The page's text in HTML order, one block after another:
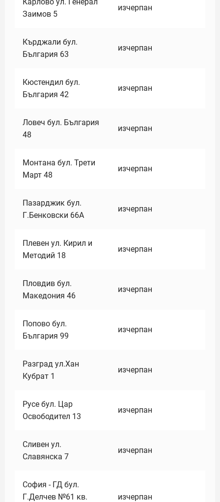
Заимов 5
изчерпан
Кърджали бул.
България 63
изчерпан
Кюстендил бул.
България 42
изчерпан
Ловеч бул. България
48
изчерпан
Монтана бул. Трети
Март 48
изчерпан
Пазарджик бул.
Г.Бенковски 66А
изчерпан
Плевен ул. Кирил и
Методий 18
изчерпан
Пловдив бул.
Македония 46
изчерпан
Попово бул.
България 99
изчерпан
Разград ул.Хан
Кубрат 1
изчерпан
Русе бул. Цар
Освободител 13
изчерпан
Сливен ул.
Славянска 7
изчерпан
София - ГД бул.
Г.Делчев №61 кв.
изчерпан